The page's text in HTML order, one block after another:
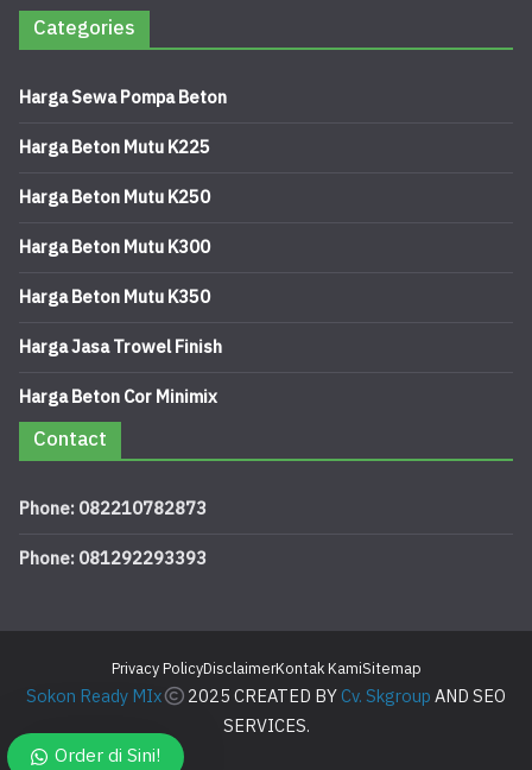
Categories
Harga Sewa Pompa Beton
Harga Beton Mutu K225
Harga Beton Mutu K250
Harga Beton Mutu K300
Harga Beton Mutu K350
Harga Jasa Trowel Finish
Harga Beton Cor Minimix
Contact
Phone: 082210782873
Phone: 081292293393
Privacy PolicyDisclaimerKontak KamiSitemap
Sokon Ready MIx 2025 CREATED BYCv. SkgroupAND SEO
SERVICES.
Order di Sini!